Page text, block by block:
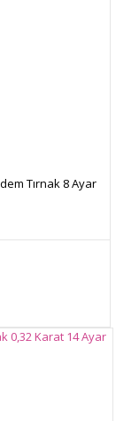
Tırnak 8 Ayar